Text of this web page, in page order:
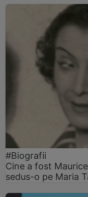
#Biografii
Cine a fost
sedus-o pe Maria